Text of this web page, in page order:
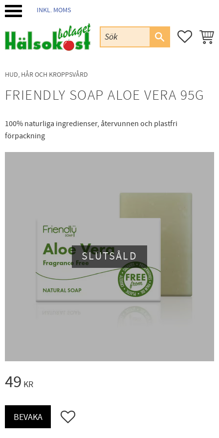
INKL. MOMS
HUD, HÅR OCH KROPPSVÅRD
FRIENDLY SOAP ALOE VERA 95G
100% naturliga ingredienser, återvunnen och plastfri
förpackning
SLUTSÅLD
49 KR
Lägg till i favoriter
BEVAKA